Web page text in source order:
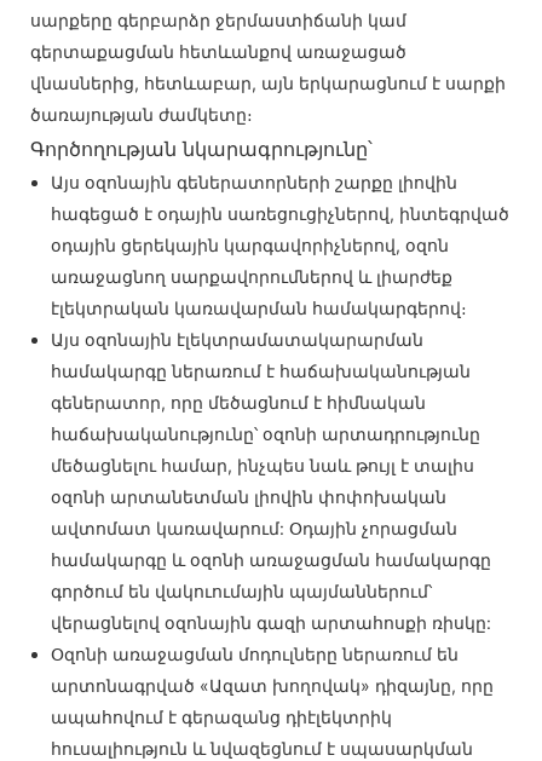
սարքերը գերբարձր ջերմաստիճանի կամ
գերտաքացման հետևանքով առաջացած
վնասներից, հետևաբար, այն երկարացնում է սարքի
ծառայության ժամկետը։
Գործողության նկարագրությունը՝
Այս օզոնային գեներատորների շարքը լիովին
հագեցած է օդային սառեցուցիչներով, ինտեգրված
օդային ցերեկային կարգավորիչներով, օզոն
առաջացնող սարքավորումներով և լիարժեք
էլեկտրական կառավարման համակարգերով։
Այս օզոնային էլեկտրամատակարարման
համակարգը ներառում է հաճախականության
գեներատոր, որը մեծացնում է հիմնական
հաճախականությունը՝ օզոնի արտադրությունը
մեծացնելու համար, ինչպես նաև թույլ է տալիս
օզոնի արտանետման լիովին փոփոխական
ավտոմատ կառավարում: Օդային չորացման
համակարգը և օզոնի առաջացման համակարգը
գործում են վակուումային պայմաններում՝
վերացնելով օզոնային գազի արտահոսքի ռիսկը:
Օզոնի առաջացման մոդուլները ներառում են
արտոնագրված «Ազատ խողովակ» դիզայնը, որը
ապահովում է գերազանց դիէլեկտրիկ
հուսալիություն և նվազեցնում է սպասարկման